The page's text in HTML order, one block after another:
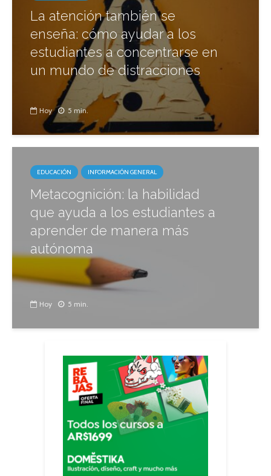
La atención también se
enseña: cómo ayudar a los
estudiantes a concentrarse en
un mundo de distracciones
Hoy 5 min.
EDUCACIÓN INFORMACIÓN GENERAL
Metacognición: la habilidad
que ayuda a los estudiantes a
aprender de manera más
autónoma
Hoy 5 min.